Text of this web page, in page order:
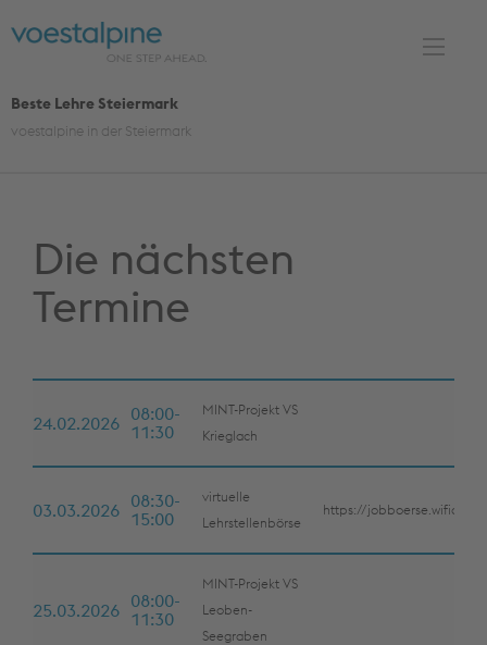
Beste Lehre Steiermark
voestalpine in der Steiermark
Die nächsten
Termine
24.02.2026 08:00-
11:30
MINT-Projekt VS
Krieglach
03.03.2026 08:30-
15:00
virtuelle
Lehrstellenbörse
https://
25.03.2026 08:00-
11:30
MINT-Projekt VS
Leoben-
Seegraben